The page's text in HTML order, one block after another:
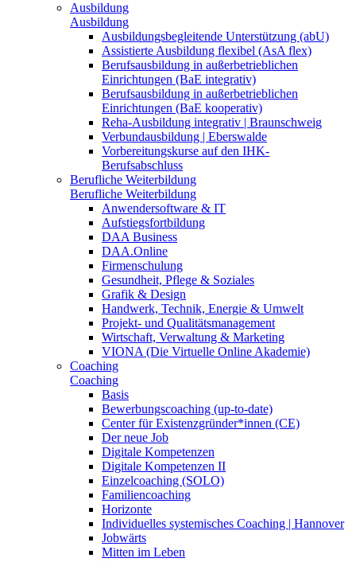
Ausbildung
Ausbildung
Ausbildungsbegleitende Unterstützung (abU)
Assistierte Ausbildung flexibel (AsA flex)
Berufsausbildung in außerbetrieblichen
Einrichtungen (BaE integrativ)
Berufsausbildung in außerbetrieblichen
Einrichtungen (BaE kooperativ)
Reha-Ausbildung integrativ | Braunschweig
Verbundausbildung | Eberswalde
Vorbereitungskurse auf den IHK-
Berufsabschluss
Berufliche Weiterbildung
Berufliche Weiterbildung
Anwendersoftware & IT
Aufstiegsfortbildung
DAA Business
DAA.Online
Firmenschulung
Gesundheit, Pflege & Soziales
Grafik & Design
Handwerk, Technik, Energie & Umwelt
Projekt- und Qualitätsmanagement
Wirtschaft, Verwaltung & Marketing
VIONA (Die Virtuelle Online Akademie)
Coaching
Coaching
Basis
Bewerbungscoaching (up-to-date)
Center für Existenzgründer*innen (CE)
Der neue Job
Digitale Kompetenzen
Digitale Kompetenzen II
Einzelcoaching (SOLO)
Familiencoaching
Horizonte
Individuelles systemisches Coaching | Hannover
Jobwärts
Mitten im Leben